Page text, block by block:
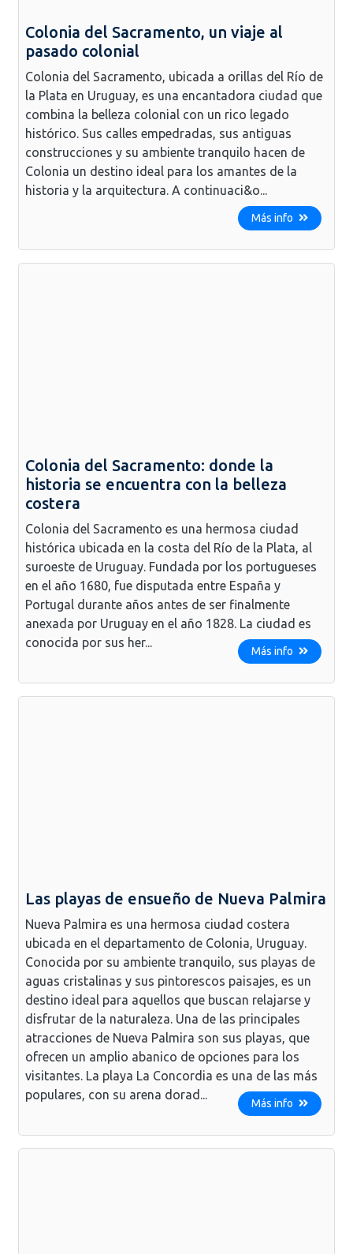
Colonia del Sacramento, un viaje al
pasado colonial
Colonia del Sacramento, ubicada a orillas del Río de
la Plata en Uruguay, es una encantadora ciudad que
combina la belleza colonial con un rico legado
histórico. Sus calles empedradas, sus antiguas
construcciones y su ambiente tranquilo hacen de
Colonia un destino ideal para los amantes de la
historia y la arquitectura. A continuaci&o...
Más info
Colonia del Sacramento: donde la
historia se encuentra con la belleza
costera
Colonia del Sacramento es una hermosa ciudad
histórica ubicada en la costa del Río de la Plata, al
suroeste de Uruguay. Fundada por los portugueses
en el año 1680, fue disputada entre España y
Portugal durante años antes de ser finalmente
anexada por Uruguay en el año 1828. La ciudad es
conocida por sus her...
Más info
Las playas de ensueño de Nueva Palmira
Nueva Palmira es una hermosa ciudad costera
ubicada en el departamento de Colonia, Uruguay.
Conocida por su ambiente tranquilo, sus playas de
aguas cristalinas y sus pintorescos paisajes, es un
destino ideal para aquellos que buscan relajarse y
disfrutar de la naturaleza. Una de las principales
atracciones de Nueva Palmira son sus playas, que
ofrecen un amplio abanico de opciones para los
visitantes. La playa La Concordia es una de las más
populares, con su arena dorad...
Más info